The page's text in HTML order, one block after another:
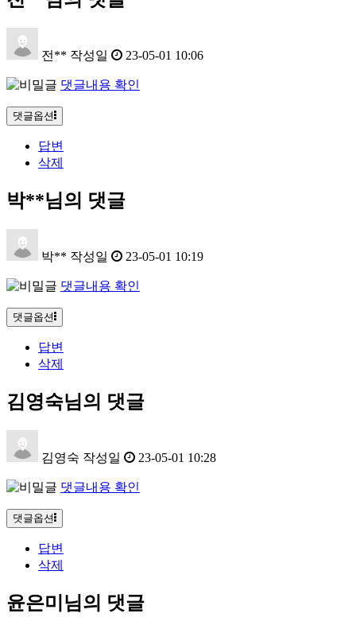
전** 작성일 23-05-01 10:06
댓글내용 확인
댓글옵션
답변
삭제
박**님의 댓글
박** 작성일 23-05-01 10:19
댓글내용 확인
댓글옵션
답변
삭제
김영숙님의 댓글
김영숙 작성일 23-05-01 10:28
댓글내용 확인
댓글옵션
답변
삭제
윤은미님의 댓글